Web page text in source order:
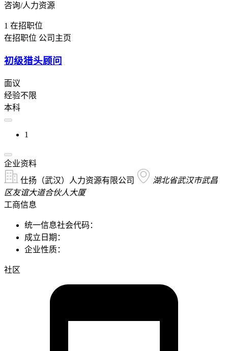
咨询/人力资源
1 在招职位
在招职位 公司主页
初级猎头顾问
面议
经验不限
本科
1
企业资料
仕扬（武汉）人力资源有限公司
湖北省武汉市武昌
区友谊大道合伙人大厦
工商信息
统一信息社会代码：
成立日期：
企业性质：
社区